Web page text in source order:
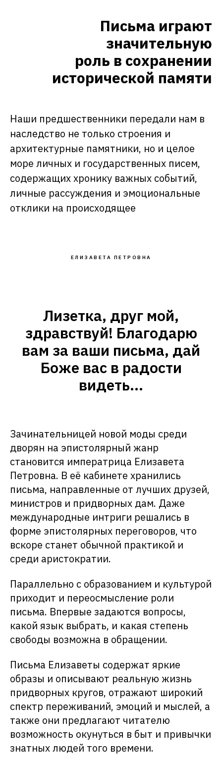
Письма играют
значительную
роль в сохранении
исторической памяти
Наши предшественники передали нам в
наследство не только строения и
архитектурные памятники, но и целое
море личных и государственных писем,
содержащих хронику важных событий,
личные рассуждения и эмоциональные
отклики на происходящее
ЕЛИЗАВЕТА ПЕТРОВНА
Лизетка, друг мой,
здравствуй! Благодарю
вам за ваши письма, дай
Боже вас в радости
видеть...
Зачинательницей новой моды среди
дворян на эпистолярный жанр
становится императрица Елизавета
Петровна. В её кабинете хранились
письма, направленные от лучших друзей,
министров и придворных дам. Даже
международные интриги решались в
форме эпистолярных переговоров, что
вскоре станет обычной практикой и
среди аристократии.
Параллельно с образованием и культурой
приходит и переосмысление роли
письма. Впервые задаются вопросы,
какой язык выбрать, и какая степень
свободы возможна в обращении.
Письма Елизаветы содержат яркие
образы и описывают реальную жизнь
придворных кругов, отражают широкий
спектр переживаний, эмоций и мыслей, а
также они предлагают читателю
возможность окунуться в быт и привычки
знатных людей того времени.